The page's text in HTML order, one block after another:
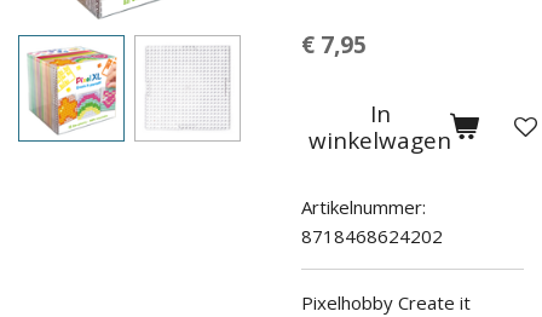
€ 7,95
In
winkelwagen
Artikelnummer:
8718468624202
Pixelhobby Create it